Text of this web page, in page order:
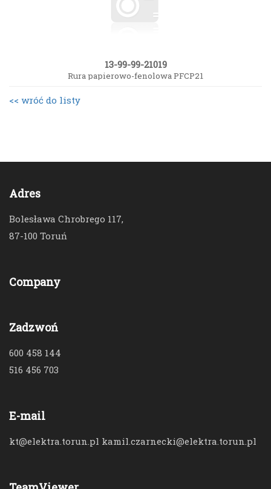
13-99-99-21019
Rura papierowo-fenolowa PFCP21
<< wróć do listy
Adres
Bolesława Chrobrego 117,
87-100 Toruń
Company
Zadzwoń
600 458 144
516 456 703
E-mail
kt@elektra.torun.pl kamil.czarnecki@elektra.torun.pl